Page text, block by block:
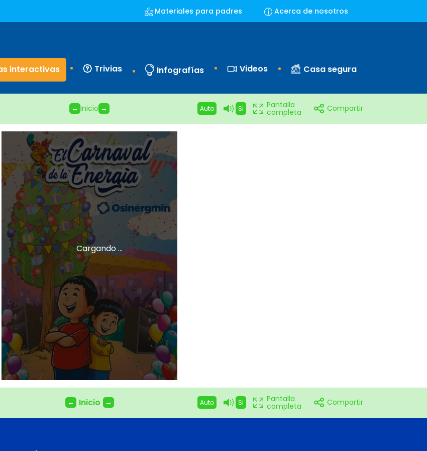
Materiales para padres Acerca de nosotros
interactivas Trivias Infografías Videos Casa segura
← Inicio → Auto Si Pantalla
completa Compartir
Cargando ...
← Inicio → Auto Si Pantalla
completa Compartir